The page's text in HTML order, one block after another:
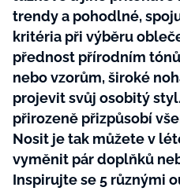
trendy a pohodlné,
kritéria při výběru
přednost přírodním
nebo vzorům, široké
projevit svůj osobitý
přirozeně přizpůsobí
Nosit je tak můžete v
vyměnit pár doplňků
Inspirujte se 5 různými